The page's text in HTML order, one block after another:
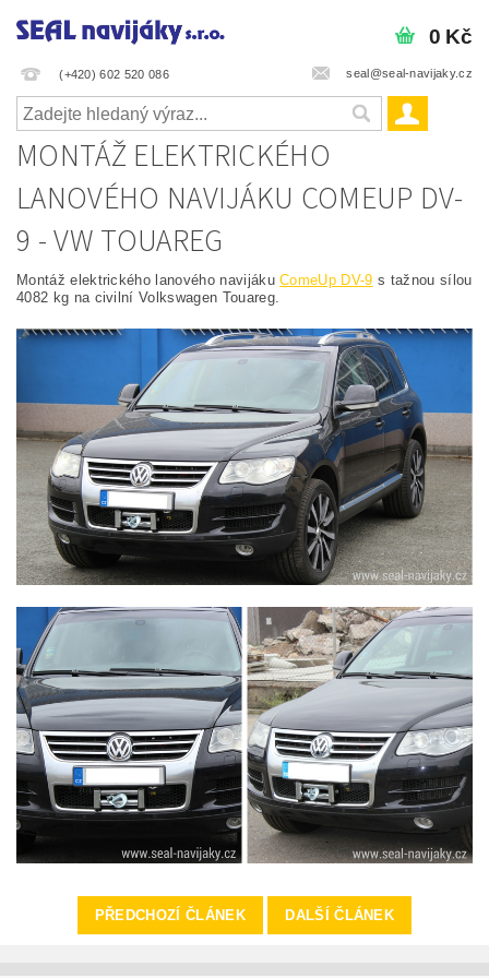
(+420) 602 520 086 seal@seal-navijaky.cz
0 Kč
MONTÁŽ ELEKTRICKÉHO
LANOVÉHO NAVIJÁKU COMEUP DV-
9 - VW TOUAREG
Montáž elektrického lanového navijákuComeUp DV-9 s tažnou sílou
4082 kg na civilní Volkswagen Touareg.
PŘEDCHOZÍ ČLÁNEK DALŠÍ ČLÁNEK